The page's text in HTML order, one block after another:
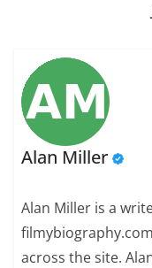
Alan Miller
Alan Miller is a
across the site.